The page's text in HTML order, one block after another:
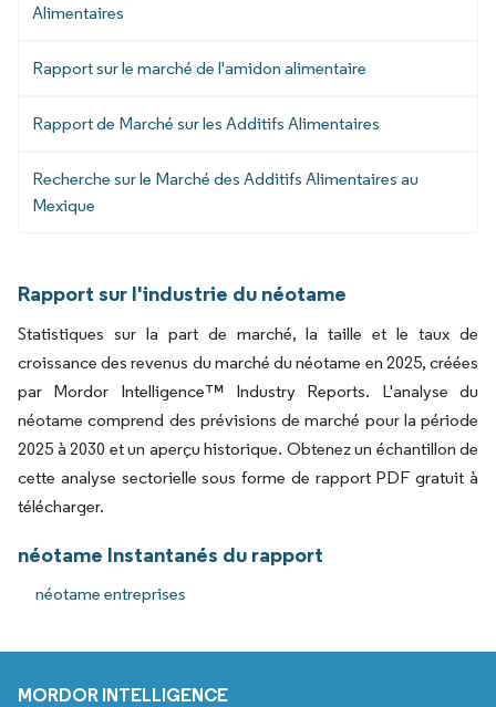
Alimentaires
Rapport sur le marché de l'amidon alimentaire
Rapport de Marché sur les Additifs Alimentaires
Recherche sur le Marché des Additifs Alimentaires au
Mexique
Rapport sur l'industrie du néotame
Statistiques sur la part de marché, la taille et le taux de
croissance des revenus du marché du néotame en 2025, créées
par Mordor Intelligence™ Industry Reports. L'analyse du
néotame comprend des prévisions de marché pour la période
2025 à 2030 et un aperçu historique. Obtenez un échantillon de
cette analyse sectorielle sous forme de rapport PDF gratuit à
télécharger.
néotame Instantanés du rapport
néotame entreprises
MORDOR INTELLIGENCE